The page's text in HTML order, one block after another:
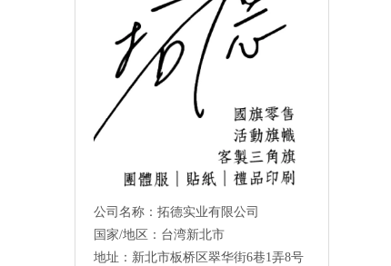
公司名称：拓德实业有限公司
国家/地区：台湾新北市
地址：新北市板桥区翠华街6巷1弄8号